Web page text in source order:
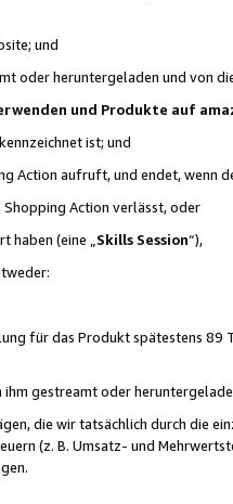
und
oder heruntergeladen und von
und Produkte auf
ist; und
Action aufruft, und endet, wenn
Action verlässt, oder
(eine „ Skills Session“),
für das Produkt spätestens 89
gestreamt oder
die wir tatsächlich durch die
(z. B. Umsatz- und